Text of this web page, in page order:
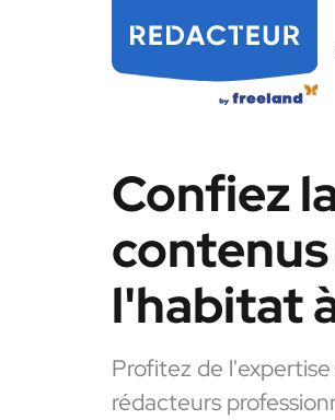
Confiez
l'habitat
Profitez de
rédacteurs